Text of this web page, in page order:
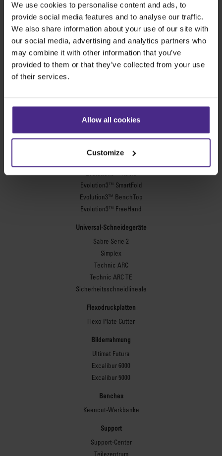
We use cookies to personalise content and ads, to
provide social media features and to analyse our traffic.
We also share information about your use of our site with
our social media, advertising and analytics partners who
may combine it with other information that you’ve
provided to them or that they’ve collected from your use
of their services.
Allow all cookies
Customize
Die besten Schneidegeräte der Welt
Werbetechnik
Excalibur 3S
Evolution3™ cutters
Evolution3™-Reihe
Evolution3™ SmartFold
Evolution3™ BenchTop
Evolution3™ FreeHand
Universal-Schneidegeräte
Sabre Serie 2
Simplex
Technic ARC
Technic ARC TE
Sicherheitsschneidlineale
Flexodruckplatten
Flexo Plate Cutter
Bilderrahmung
Ultimat Futura
Excalibur 6000
Excalibur 5000
Benches
Keencut-Werkbänke
Support
Support-Center
Teilezentrum